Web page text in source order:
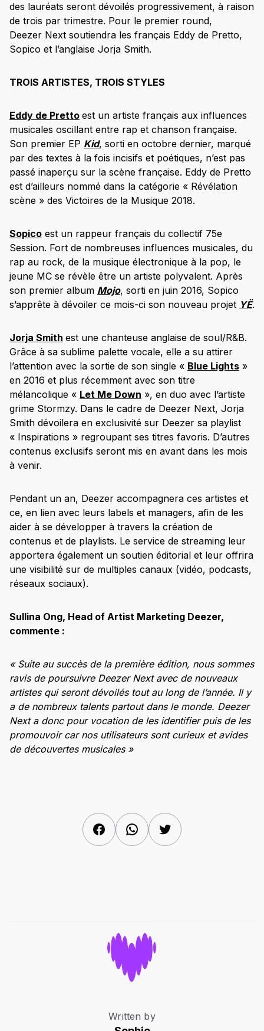
des lauréats seront dévoilés progressivement, à raison
de trois par trimestre. Pour le premier round,
Deezer Next soutiendra les français Eddy de Pretto,
Sopico et l’anglaise Jorja Smith.
TROIS ARTISTES, TROIS STYLES
Eddy de Pretto est un artiste français aux influences
musicales oscillant entre rap et chanson française.
Son premier EP Kid, sorti en octobre dernier, marqué
par des textes à la fois incisifs et poétiques, n’est pas
passé inaperçu sur la scène française. Eddy de Pretto
est d’ailleurs nommé dans la catégorie « Révélation
scène » des Victoires de la Musique 2018.
Sopico est un rappeur français du collectif 75e
Session. Fort de nombreuses influences musicales, du
rap au rock, de la musique électronique à la pop, le
jeune MC se révèle être un artiste polyvalent. Après
son premier album Mojo, sorti en juin 2016, Sopico
s’apprête à dévoiler ce mois-ci son nouveau projet YË.
Jorja Smith est une chanteuse anglaise de soul/R&B.
Grâce à sa sublime palette vocale, elle a su attirer
l’attention avec la sortie de son single « Blue Lights »
en 2016 et plus récemment avec son titre
mélancolique « Let Me Down », en duo avec l’artiste
grime Stormzy. Dans le cadre de Deezer Next, Jorja
Smith dévoilera en exclusivité sur Deezer sa playlist
« Inspirations » regroupant ses titres favoris. D’autres
contenus exclusifs seront mis en avant dans les mois
à venir.
Pendant un an, Deezer accompagnera ces artistes et
ce, en lien avec leurs labels et managers, afin de les
aider à se développer à travers la création de
contenus et de playlists. Le service de streaming leur
apportera également un soutien éditorial et leur offrira
une visibilité sur de multiples canaux (vidéo, podcasts,
réseaux sociaux).
Sullina Ong, Head of Artist Marketing Deezer,
commente :
« Suite au succès de la première édition, nous sommes
ravis de poursuivre Deezer Next avec de nouveaux
artistes qui seront dévoilés tout au long de l’année. Il y
a de nombreux talents partout dans le monde. Deezer
Next a donc pour vocation de les identifier puis de les
promouvoir car nos utilisateurs sont curieux et avides
de découvertes musicales »
FacebookWhatsAppTwitter
Written by